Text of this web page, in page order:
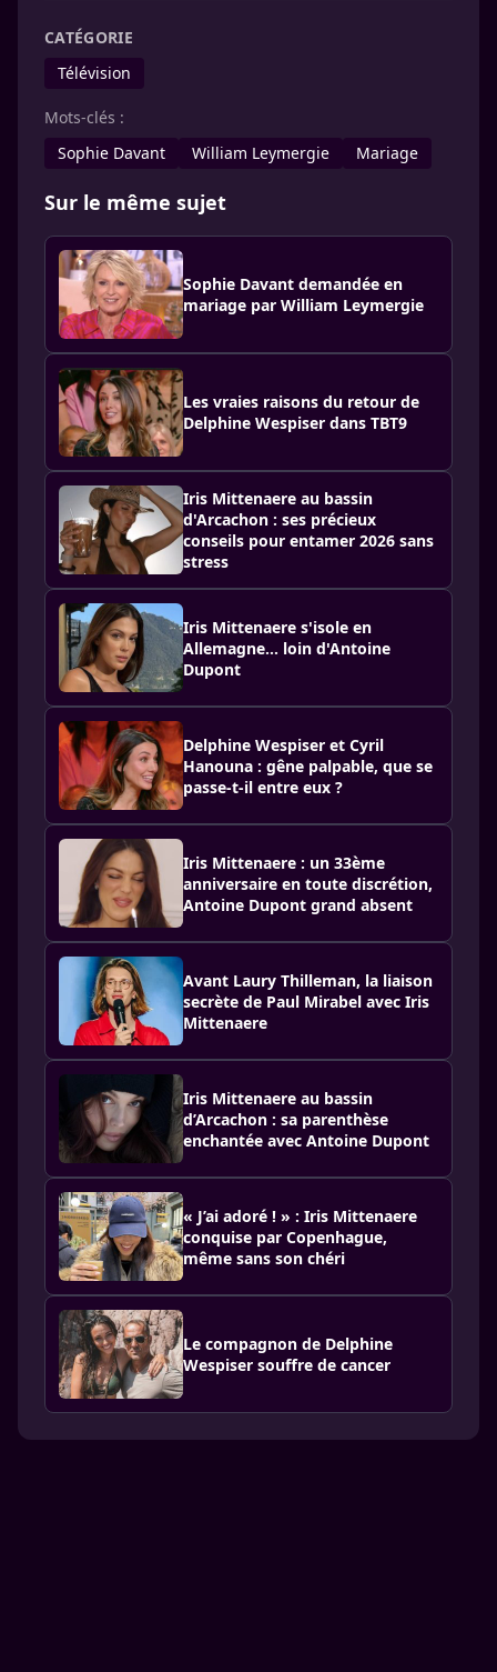
CATÉGORIE
Télévision
Mots-clés :
Sophie Davant
William Leymergie Mariage
Sur le même sujet
Sophie Davant demandée en
mariage par William Leymergie
Les vraies raisons du retour de
Delphine Wespiser dans TBT9
Iris Mittenaere au bassin
d'Arcachon : ses précieux
conseils pour entamer 2026 sans
stress
Iris Mittenaere s'isole en
Allemagne... loin d'Antoine
Dupont
Delphine Wespiser et Cyril
Hanouna : gêne palpable, que se
passe-t-il entre eux ?
Iris Mittenaere : un 33ème
anniversaire en toute discrétion,
Antoine Dupont grand absent
Avant Laury Thilleman, la liaison
secrète de Paul Mirabel avec Iris
Mittenaere
Iris Mittenaere au bassin
d’Arcachon : sa parenthèse
enchantée avec Antoine Dupont
« J’ai adoré ! » : Iris Mittenaere
conquise par Copenhague,
même sans son chéri
Le compagnon de Delphine
Wespiser souffre de cancer